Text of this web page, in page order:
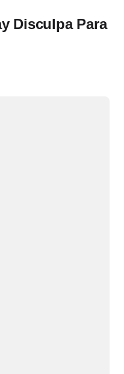
Disculpa Para